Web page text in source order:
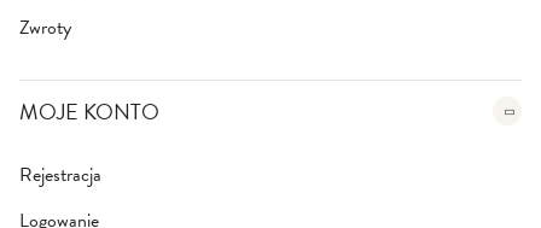
Zwroty
MOJE KONTO
Rejestracja
Logowanie